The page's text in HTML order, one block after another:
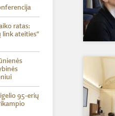
ratas:
ateities“
95-erių